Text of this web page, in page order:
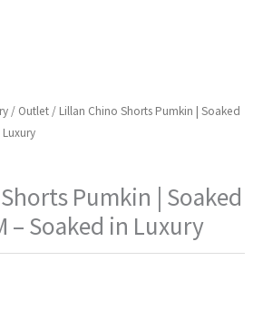
/ Outlet / Lillan Chino Shorts Pumkin | Soaked
Luxury
Pumkin | Soaked
– Soaked in Luxury